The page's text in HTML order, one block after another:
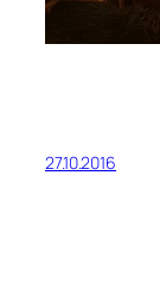
27.10.2016